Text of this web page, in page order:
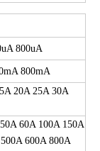
800uA
800mA
20A 25A 30A
60A 100A 150A
600A 800A